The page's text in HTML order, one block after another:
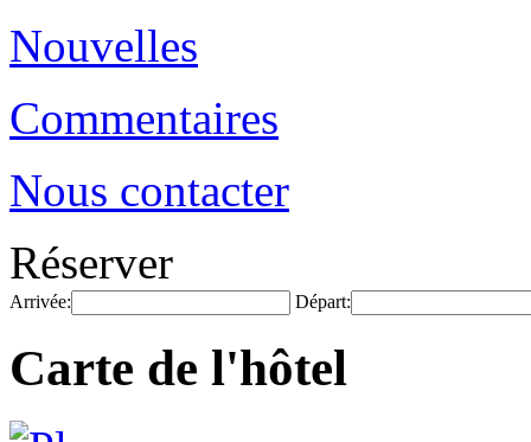
Nouvelles
Commentaires
Nous contacter
Réserver
Arrivée: Départ:
Carte de l'hôtel